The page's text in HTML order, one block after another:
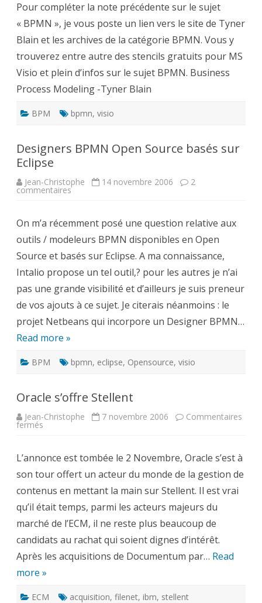
-
Tyner
Blain
Pour compléter la note précédente sur le sujet
« BPMN », je vous poste un lien vers le site de Tyner
Blain et les archives de la catégorie BPMN. Vous y
trouverez entre autre des stencils gratuits pour MS
Visio et plein d’infos sur le sujet BPMN. Business
Process Modeling -Tyner Blain
BPM bpmn, visio
Designers BPMN Open Source basés sur
Eclipse
Jean-Christophe 14 novembre 2006 2
commentairessur
Source
basés
sur
Eclipse
On m’a récemment posé une question relative aux
outils / modeleurs BPMN disponibles en Open
Source et basés sur Eclipse. A ma connaissance,
Intalio propose un tel outil,? pour les autres je n’ai
pas une grande visibilité et d’ailleurs je suis preneur
de vos ajouts à ce sujet. Je citerais néanmoins : le
projet Netbeans qui incorpore un Designer BPMN…
Read more »
BPM bpmn, eclipse, Opensource, visio
Oracle s’offre Stellent
Jean-Christophe 7 novembre 2006 Commentaires
fermés
L’annonce est tombée le 2 Novembre, Oracle s’est à
son tour offert un acteur du monde de la gestion de
contenus en mettant la main sur Stellent. Il est vrai
qu’il était temps, parmi les acteurs majeurs du
marché de l’ECM, il ne reste plus beaucoup de
candidats au rachat qui soient dignes d’intérêt.
Après les acquisitions de Documentum par… Read
more »
ECM acquisition, filenet, ibm, stellent